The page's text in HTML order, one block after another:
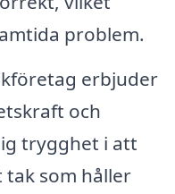
problem.
erbjuder
och
trygghet i att
som håller